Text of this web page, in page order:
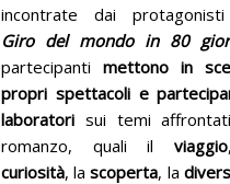
incontrate dai
Giro del mondo in 80
partecipanti mettono in
propri spettacoli e
laboratori sui temi
romanzo, quali il viaggio
curiosità, lascoperta, la